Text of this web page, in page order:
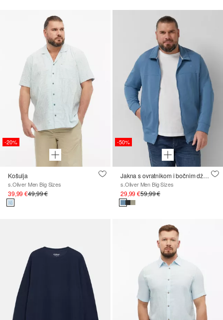
-20%
Košulja
s.Oliver Men Big Sizes
39,99 €49,99 €
-50%
Jakna s ovratnikom i bočnim džepovima
s.Oliver Men Big Sizes
29,99 €59,99 €